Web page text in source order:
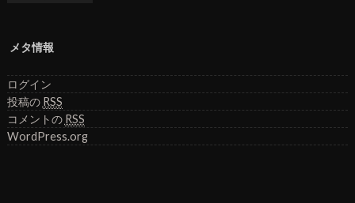
メタ情報
ログイン
投稿の RSS
コメントの RSS
WordPress.org